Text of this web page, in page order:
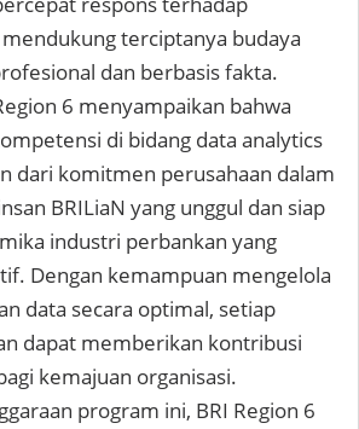
terciptanya budaya
dan berbasis fakta.
6 menyampaikan bahwa
di bidang data analytics
dari komitmen perusahaan dalam
BRILiaN yang unggul dan siap
industri perbankan yang
Dengan kemampuan mengelola
data secara optimal, setiap
dapat memberikan kontribusi
kemajuan organisasi.
program ini, BRI Region 6